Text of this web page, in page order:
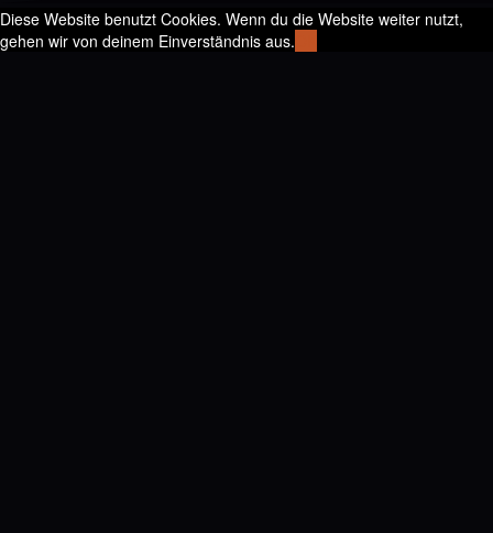
Diese Website benutzt Cookies. Wenn du die Website weiter nutzt,
gehen wir von deinem Einverständnis aus.